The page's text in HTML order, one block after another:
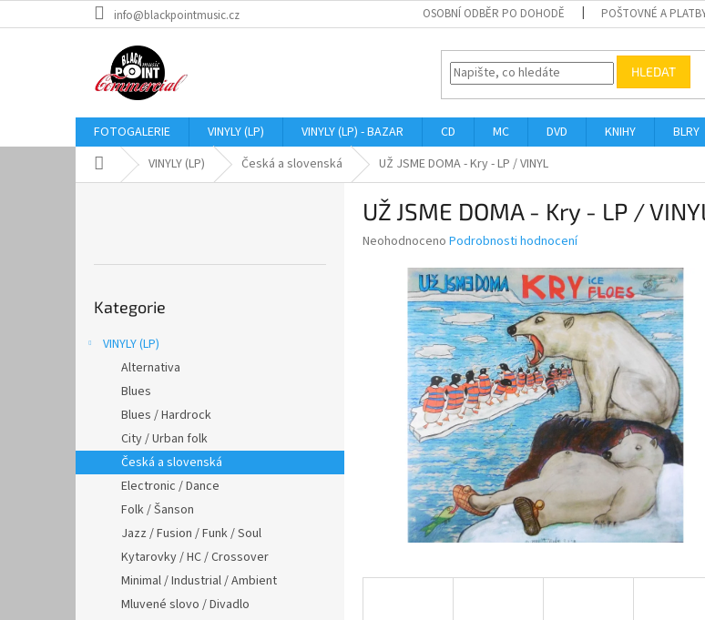
na
info@blackpointmusic.cz OSOBNÍ ODBĚR PO DOHODĚ POŠTOVNÉ A
HLEDAT
FOTOGALERIE VINYLY (LP) VINYLY (LP) - BAZAR CD MC DVD KNIHY BLRY
Domů VINYLY (LP) Česká a slovenská UŽ JSME DOMA - Kry - LP / VINYL
l
kategorie
Kategorie
VINYLY (LP)
Alternativa
Blues
Blues / Hardrock
City / Urban folk
Česká a slovenská
Electronic / Dance
Folk / Šanson
Jazz / Fusion / Funk / Soul
Kytarovky / HC / Crossover
Minimal / Industrial / Ambient
Mluvené slovo / Divadlo
UŽ JSME DOMA - Kry - LP /
Průměrné
produktu
hvězdiček.
Neohodnoceno Podrobnosti hodnocení